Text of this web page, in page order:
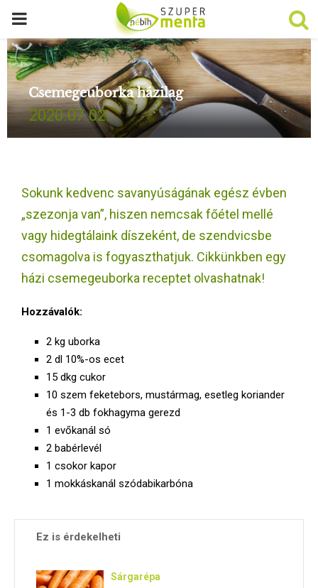
P
R
I
M
M
Csemegeuborka házilag
2020.07.02.
Sokunk kedvenc savanyúságának egész évben
„szezonja van”, hiszen nemcsak főétel mellé
vagy hidegtálaink díszeként, de szendvicsbe
csomagolva is fogyaszthatjuk. Cikkünkben egy
házi csemegeuborka receptet olvashatnak!
Hozzávalók:
2 kg uborka
2 dl 10%-os ecet
15 dkg cukor
10 szem feketebors, mustármag, esetleg koriander
és 1-3 db fokhagyma gerezd
1 evőkanál só
2 babérlevél
1 csokor kapor
1 mokkáskanál szódabikarbóna
Ez is érdekelheti
Sárgarépa